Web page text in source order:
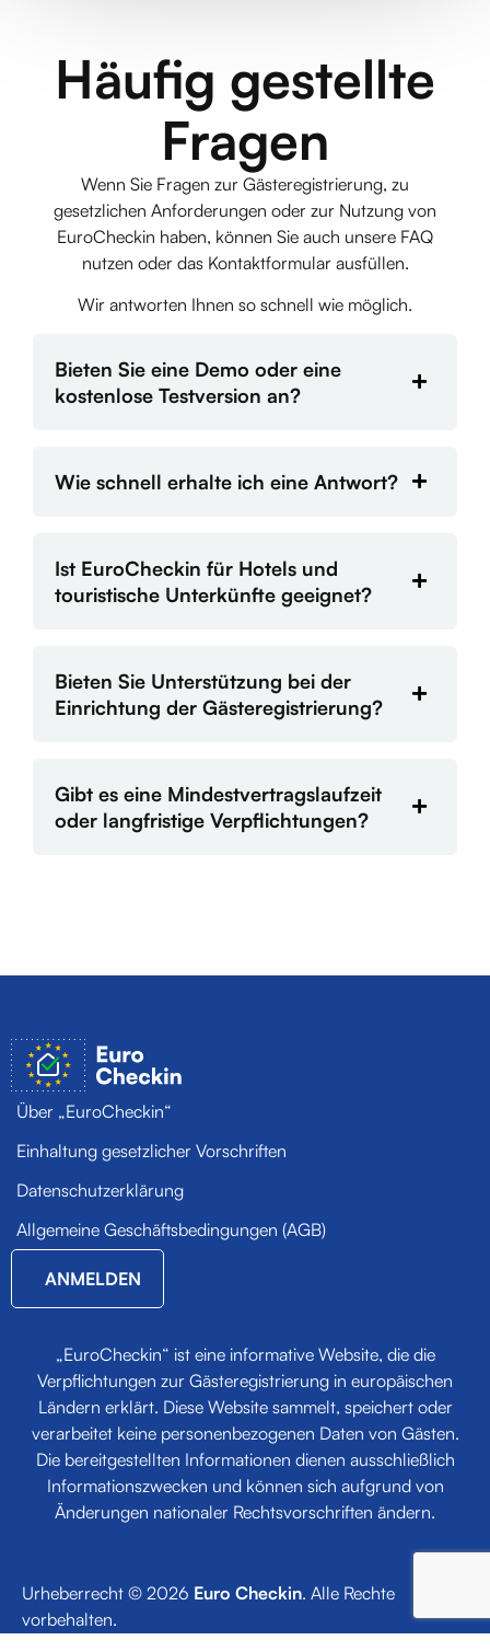
Häufig gestellte
Fragen
Wenn Sie Fragen zur Gästeregistrierung, zu
gesetzlichen Anforderungen oder zur Nutzung von
EuroCheckin haben, können Sie auch unsere FAQ
nutzen oder das Kontaktformular ausfüllen.
Wir antworten Ihnen so schnell wie möglich.
Bieten Sie eine Demo oder eine
kostenlose Testversion an?
Wie schnell erhalte ich eine Antwort?
Ist EuroCheckin für Hotels und
touristische Unterkünfte geeignet?
Bieten Sie Unterstützung bei der
Einrichtung der Gästeregistrierung?
Gibt es eine Mindestvertragslaufzeit
oder langfristige Verpflichtungen?
Über „EuroCheckin“
Einhaltung gesetzlicher Vorschriften
Datenschutzerklärung
Allgemeine Geschäftsbedingungen (AGB)
ANMELDEN
„EuroCheckin“ ist eine informative Website, die die
Verpflichtungen zur Gäste­registrierung in europäischen
Ländern erklärt. Diese Website sammelt, speichert oder
verarbeitet keine personenbezogenen Daten von Gästen.
Die bereitgestellten Informationen dienen ausschließlich
Informationszwecken und können sich aufgrund von
Änderungen nationaler Rechtsvorschriften ändern.
Urheberrecht © 2026 Euro Checkin. Alle Rechte
vorbehalten.